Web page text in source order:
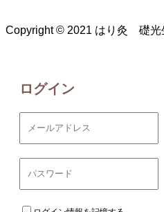
Copyright © 2021 はり灸 礎光
ログイン